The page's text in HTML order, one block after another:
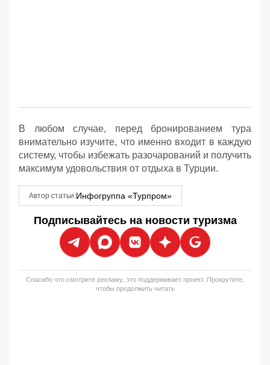
В любом случае, перед бронированием тура
внимательно изучите, что именно входит в каждую
систему, чтобы избежать разочарований и получить
максимум удовольствия от отдыха в Турции.
Автор статьи:Инфогруппа «Турпром»
Подписывайтесь на новости туризма
Спасибо что смотрите рекламу, это поддерживает проект. Прокрутите,
чтобы продолжить читать